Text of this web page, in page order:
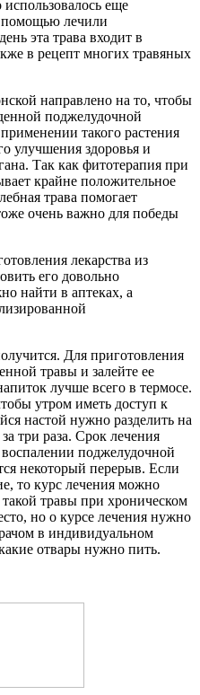
еще
помощью лечили
эта трава входит в
в рецепт многих травяных
направлено на то, чтобы
поджелудочной
такого растения
улучшения здоровья и
Так как фитотерапия при
крайне положительное
трава помогает
очень важно для победы
лекарства из
его довольно
найти в аптеках, а
Для приготовления
травы и залейте ее
лучше всего в термосе.
утром иметь доступ к
настой нужно разделить на
три раза. Срок лечения
поджелудочной
некоторый перерыв. Если
то курс лечения можно
травы при хроническом
но о курсе лечения нужно
в индивидуальном
отвары нужно пить.